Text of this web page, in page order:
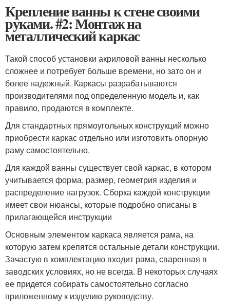
Крепление ванны к стене своими
руками. #2: Монтаж на
металлический каркас
Такой способ установки акриловой ванны несколько
сложнее и потребует больше времени, но зато он и
более надежный. Каркасы разрабатываются
производителями под определенную модель и, как
правило, продаются в комплекте.
Для стандартных прямоугольных конструкций можно
приобрести каркас отдельно или изготовить опорную
раму самостоятельно.
Для каждой ванны существует свой каркас, в котором
учитывается форма, размер, геометрия изделия и
распределение нагрузок. Сборка каждой конструкции
имеет свои нюансы, которые подробно описаны в
прилагающейся инструкции
Основным элементом каркаса является рама, на
которую затем крепятся остальные детали конструкции.
Зачастую в комплектацию входит рама, сваренная в
заводских условиях, но не всегда. В некоторых случаях
ее придется собирать самостоятельно согласно
приложенному к изделию руководству.